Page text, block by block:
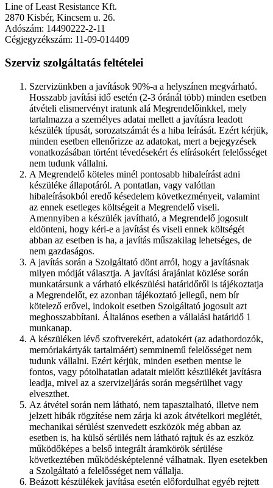
Line of Least Resistance Kft.
2870 Kisbér, Kincsem u. 26.
Adószám: 14490222-2-11
Cégjegyzékszám: 11-09-014409
Szerviz szolgáltatás feltételei
Szervizünkben a javítások 90%-a a helyszínen megvárható.
Hosszabb javítási idő esetén (2-3 óránál több) minden esetben
átvételi elismervényt iratunk alá Megrendelőinkkel, mely
tartalmazza a személyes adatai mellett a javításra leadott
készülék típusát, sorozatszámát és a hiba leírását. Ezért kérjük,
minden esetben ellenőrizze az adatokat, mert a bejegyzések
vonatkozásában történt tévedésekért és elírásokért felelősséget
nem tudunk vállalni.
A Megrendelő köteles minél pontosabb hibaleírást adni
készüléke állapotáról. A pontatlan, vagy valótlan
hibaleírásokból eredő késedelem következményeit, valamint
az ennek esetleges költségeit a Megrendelő viseli.
Amennyiben a készülék javítható, a Megrendelő jogosult
eldönteni, hogy kéri-e a javítást és viseli ennek költségét
abban az esetben is ha, a javítás műszakilag lehetséges, de
nem gazdaságos.
A javítás során a Szolgáltató dönt arról, hogy a javításnak
milyen módját választja. A javítási árajánlat közlése során
munkatársunk a várható elkészülési határidőről is tájékoztatja
a Megrendelőt, ez azonban tájékoztató jellegű, nem bír
kötelező erővel, indokolt esetben Szolgáltató jogosult azt
meghosszabbítani. Általános esetben a vállalási határidő 1
munkanap.
A készüléken lévő szoftverekért, adatokért (az adathordozók,
memóriakártyák tartalmáért) semminemű felelősséget nem
tudunk vállalni. Ezért kérjük, minden esetben mentse le
fontos, vagy pótolhatatlan adatait mielőtt készülékét javításra
leadja, mivel az a szervizeljárás során megsérülhet vagy
elveszthet.
Az átvétel során nem látható, nem tapasztalható, illetve nem
jelzett hibák rögzítése nem zárja ki azok átvételkori meglétét,
mechanikai sérülést szenvedett eszközök még abban az
esetben is, ha külső sérülés nem látható rajtuk és az eszköz
működőképes a belső integrált áramkörök sérülése
következtében működésképtelenné válhatnak. Ilyen esetekben
a Szolgáltató a felelősséget nem vállalja.
Beázott készülékek javítása esetén előfordulhat egyéb rejtett